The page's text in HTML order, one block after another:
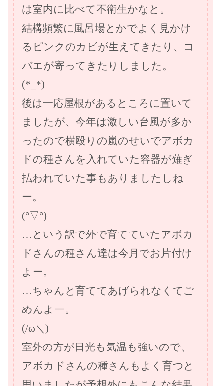
は室内に比べて不衛生かなと。
結構頻繁に風呂場とかでよく見かけ
るピンクのカビが生えてきたり、コ
バエが寄ってきたりしました。
(*_*)
後は一応屋根があるところに置いて
ましたが、今年は激しい台風が多か
ったので横殴りの嵐のせいでアボカ
ドの種さんを入れていた容器が薙ぎ
払われていた事もありましたしね
ー。
(°▽°)
…という訳で外で育てていたアボカ
ドさんの種さん達は今月でお片付け
よー。
…ちゃんと育ててあげられなくてご
めんよー。
(/ω＼)
室外の方が日光も気温も強いので、
アボカドさんの種さんもよく育つと